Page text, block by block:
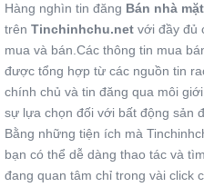
Hàng nghìn tin đăng Bán nhà
trên Tinchinhchu.net với đầy đủ
mua và bán.Các thông tin mua
được tổng hợp từ các nguồn tin
chính chủ và tin đăng qua môi
sự lựa chọn đối với bất động sản
Bằng những tiện ích mà
bạn có thể dễ dàng thao tác và
đang quan tâm chỉ trong vài click